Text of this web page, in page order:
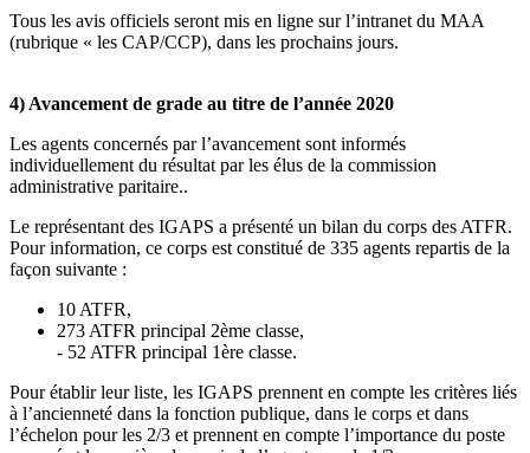
Tous les avis officiels seront mis en ligne sur l’intranet du MAA
(rubrique « les CAP/CCP), dans les prochains jours.
4) Avancement de grade au titre de l’année 2020
Les agents concernés par l’avancement sont informés
individuellement du résultat par les élus de la commission
administrative paritaire..
Le représentant des IGAPS a présenté un bilan du corps des ATFR.
Pour information, ce corps est constitué de 335 agents repartis de la
façon suivante :
10 ATFR,
273 ATFR principal 2ème classe,
- 52 ATFR principal 1ère classe.
Pour établir leur liste, les IGAPS prennent en compte les critères liés
à l’ancienneté dans la fonction publique, dans le corps et dans
l’échelon pour les 2/3 et prennent en compte l’importance du poste